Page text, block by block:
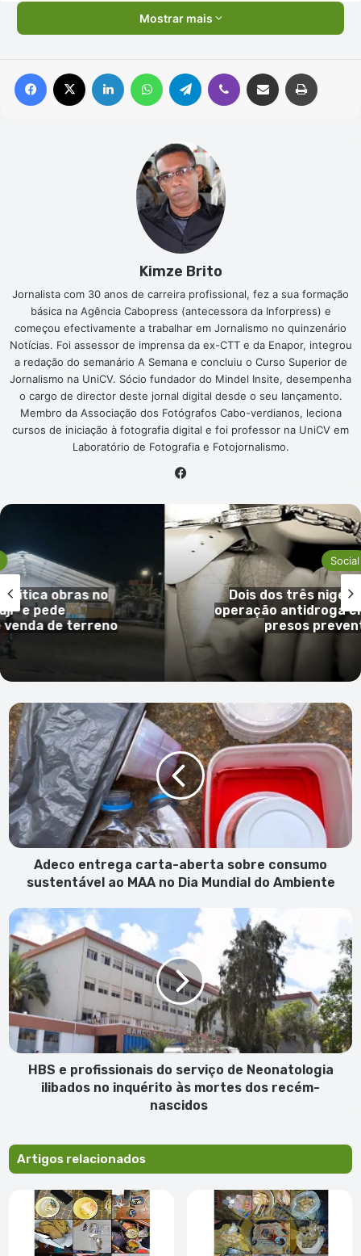
Mostrar mais
Facebook Linkedin WhatsAppTelegram Viber Compartilhar via e-mail
Kimze Brito
Jornalista com 30 anos de carreira profissional, fez a sua formação
básica na Agência Cabopress (antecessora da Inforpress) e
começou efectivamente a trabalhar em Jornalismo no quinzenário
Notícias. Foi assessor de imprensa da ex-CTT e da Enapor, integrou
a redação do semanário A Semana e concluiu o Curso Superior de
Jornalismo na UniCV. Sócio fundador do Mindel Insite, desempenha
o cargo de director deste jornal digital desde o seu lançamento.
Membro da Associação dos Fotógrafos Cabo-verdianos, leciona
cursos de iniciação à fotografia digital e foi professor na UniCV em
Laboratório de Fotografia e Fotojornalismo.
no
Social
Dois dos três nigerianos detidos
operação antidroga em S. Vicente
presos preventivamente
Adeco
entrega
carta-
aberta
sobre
consumo
sustentável
ao
MAA
do
Ambiente
Adeco entrega carta-aberta sobre consumo
sustentável ao MAA no Dia Mundial do Ambiente
HBS
e
profissionais
do
serviço
de
Neonatologia
ilibados
no
inquérito
nascidos
HBS e profissionais do serviço de Neonatologia
ilibados no inquérito às mortes dos recém-
nascidos
Artigos relacionados